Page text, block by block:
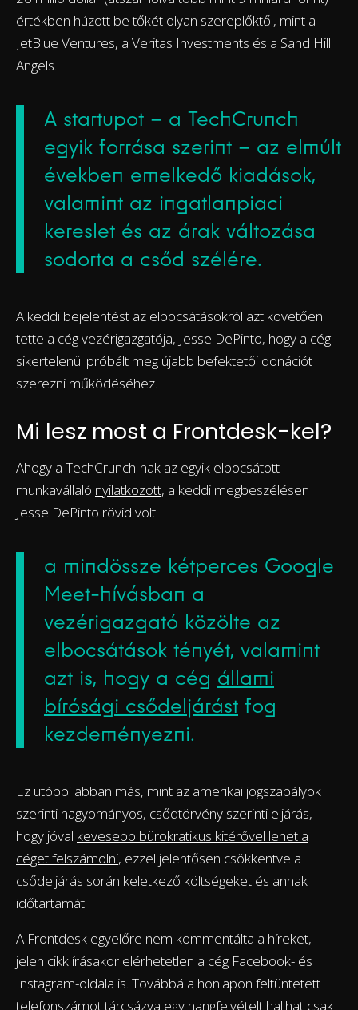
értékben húzott be tőkét olyan szereplőktől, mint a
JetBlue Ventures, a Veritas Investments és a Sand Hill
Angels.
A startupot – a TechCrunch
egyik forrása szerint – az elmúlt
években emelkedő kiadások,
valamint az ingatlanpiaci
kereslet és az árak változása
sodorta a csőd szélére.
A keddi bejelentést az elbocsátásokról azt követően
tette a cég vezérigazgatója, Jesse DePinto, hogy a cég
sikertelenül próbált meg újabb befektetői donációt
szerezni működéséhez.
Mi lesz most a Frontdesk-kel?
Ahogy a TechCrunch-nak az egyik elbocsátott
munkavállaló nyilatkozott, a keddi megbeszélésen
Jesse DePinto rövid volt:
a mindössze kétperces Google
Meet-hívásban a
vezérigazgató közölte az
elbocsátások tényét, valamint
azt is, hogy a cég állami
bírósági csődeljárást fog
kezdeményezni.
Ez utóbbi abban más, mint az amerikai jogszabályok
szerinti hagyományos, csődtörvény szerinti eljárás,
hogy jóval kevesebb bürokratikus kitérővel lehet a
céget felszámolni, ezzel jelentősen csökkentve a
csődeljárás során keletkező költségeket és annak
időtartamát.
A Frontdesk egyelőre nem kommentálta a híreket,
jelen cikk írásakor elérhetetlen a cég Facebook- és
Instagram-oldala is. Továbbá a honlapon feltüntetett
telefonszámot tárcsázva egy hangfelvételt hallhat csak